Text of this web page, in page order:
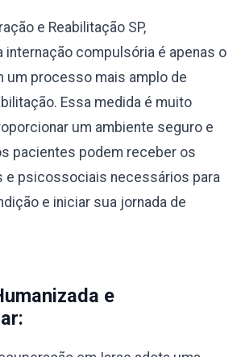
e Reabilitação SP,
internação compulsória é apenas o
um processo mais amplo de
Essa medida é muito
um ambiente seguro e
pacientes podem receber os
e psicossociais necessários para
e iniciar sua jornada de
e